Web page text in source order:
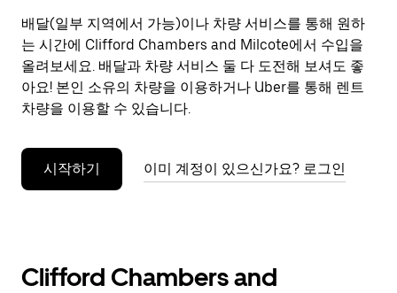
려
면
Esc
키
를
누
세
배달(일부 지역에서 가능)이나 차량 서비스를 통해 원하
는 시간에 Clifford Chambers and Milcote에서 수입을
올려보세요. 배달과 차량 서비스 둘 다 도전해 보셔도 좋
아요! 본인 소유의 차량을 이용하거나 Uber를 통해 렌트
차량을 이용할 수 있습니다.
시작하기 이미 계정이 있으신가요? 로그인
Clifford Chambers and